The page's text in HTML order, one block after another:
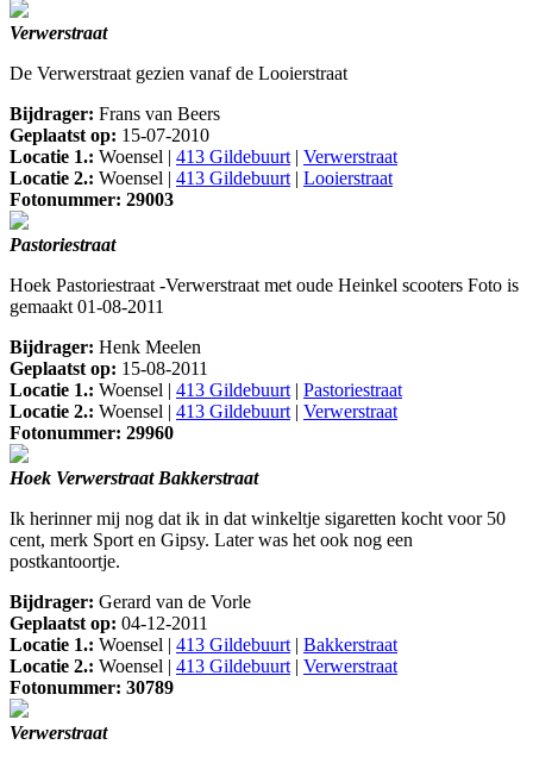
Verwerstraat
De Verwerstraat gezien vanaf de Looierstraat
Bijdrager: Frans van Beers
Geplaatst op: 15-07-2010
Locatie 1.: Woensel | 413 Gildebuurt| Verwerstraat
Locatie 2.: Woensel | 413 Gildebuurt| Looierstraat
Fotonummer: 29003
Pastoriestraat
Hoek Pastoriestraat -Verwerstraat met oude Heinkel scooters Foto is
gemaakt 01-08-2011
Bijdrager: Henk Meelen
Geplaatst op: 15-08-2011
Locatie 1.: Woensel | 413 Gildebuurt| Pastoriestraat
Locatie 2.: Woensel | 413 Gildebuurt| Verwerstraat
Fotonummer: 29960
Hoek Verwerstraat Bakkerstraat
Ik herinner mij nog dat ik in dat winkeltje sigaretten kocht voor 50
cent, merk Sport en Gipsy. Later was het ook nog een
postkantoortje.
Bijdrager: Gerard van de Vorle
Geplaatst op: 04-12-2011
Locatie 1.: Woensel | 413 Gildebuurt| Bakkerstraat
Locatie 2.: Woensel | 413 Gildebuurt| Verwerstraat
Fotonummer: 30789
Verwerstraat